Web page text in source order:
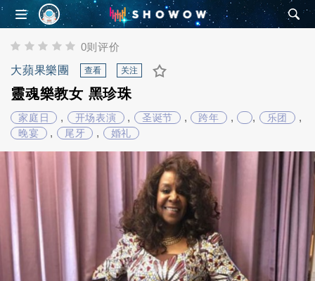
0则评价
大蘋果樂團
查看 关注
靈魂樂教女 黑珍珠
家庭日 , 开场表演 , 圣诞节 , 跨年 , , 乐团 ,
晚宴 , 尾牙 , 婚礼